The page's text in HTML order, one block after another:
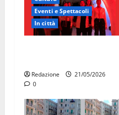
Eventi e Spettacoli
In città
Redazione
21/05/2026
0